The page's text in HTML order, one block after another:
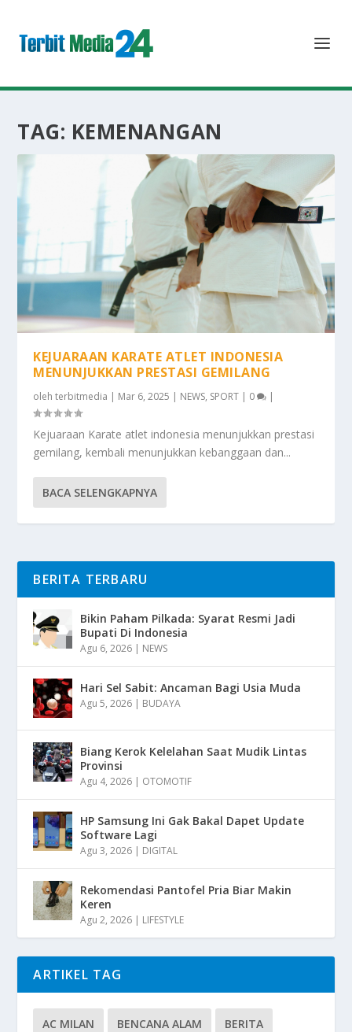
TAG: KEMENANGAN
KEJUARAAN KARATE ATLET INDONESIA
MENUNJUKKAN PRESTASI GEMILANG
olehterbitmedia | Mar 6, 2025 | NEWS, SPORT | 0 |
Kejuaraan Karate atlet indonesia menunjukkan prestasi
gemilang, kembali menunjukkan kebanggaan dan...
BACA SELENGKAPNYA
BERITA TERBARU
Bikin Paham Pilkada: Syarat Resmi Jadi
Bupati Di Indonesia
Agu 6, 2026 | NEWS
Hari Sel Sabit: Ancaman Bagi Usia Muda
Agu 5, 2026 | BUDAYA
Biang Kerok Kelelahan Saat Mudik Lintas
Provinsi
Agu 4, 2026 | OTOMOTIF
HP Samsung Ini Gak Bakal Dapet Update
Software Lagi
Agu 3, 2026 | DIGITAL
Rekomendasi Pantofel Pria Biar Makin
Keren
Agu 2, 2026 | LIFESTYLE
ARTIKEL TAG
AC MILAN BENCANA ALAM BERITA